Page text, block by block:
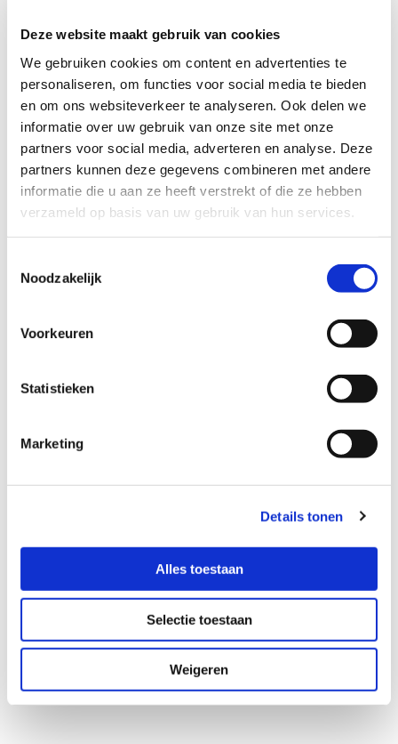
Deze website maakt gebruik van cookies
We gebruiken cookies om content en advertenties te
personaliseren, om functies voor social media te bieden
en om ons websiteverkeer te analyseren. Ook delen we
informatie over uw gebruik van onze site met onze
partners voor social media, adverteren en analyse. Deze
partners kunnen deze gegevens combineren met andere
informatie die u aan ze heeft verstrekt of die ze hebben
verzameld op basis van uw gebruik van hun services.
Noodzakelijk
Voorkeuren
Statistieken
Marketing
Details tonen
Alles toestaan
Selectie toestaan
Weigeren